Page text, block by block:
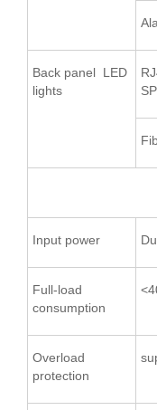
Back panel LED
lights
Input power
Full-load
consumption
Overload
protection